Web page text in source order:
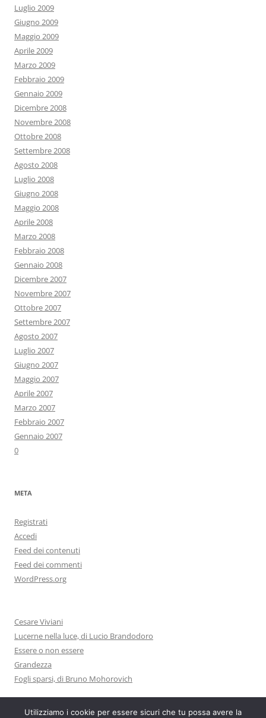
Luglio 2009
Giugno 2009
Maggio 2009
Aprile 2009
Marzo 2009
Febbraio 2009
Gennaio 2009
Dicembre 2008
Novembre 2008
Ottobre 2008
Settembre 2008
Agosto 2008
Luglio 2008
Giugno 2008
Maggio 2008
Aprile 2008
Marzo 2008
Febbraio 2008
Gennaio 2008
Dicembre 2007
Novembre 2007
Ottobre 2007
Settembre 2007
Agosto 2007
Luglio 2007
Giugno 2007
Maggio 2007
Aprile 2007
Marzo 2007
Febbraio 2007
Gennaio 2007
0
META
Registrati
Accedi
Feed dei contenuti
Feed dei commenti
WordPress.org
Cesare Viviani
Lucerne nella luce, di Lucio Brandodoro
Essere o non essere
Grandezza
Fogli sparsi, di Bruno Mohorovich
Utilizziamo i cookie per essere sicuri che tu possa avere la